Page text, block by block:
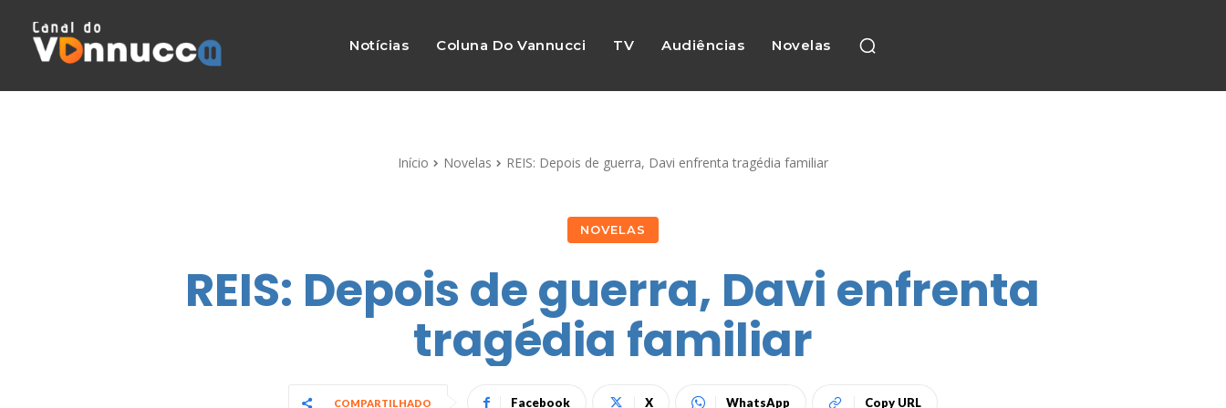
Notícias Coluna Do Vannucci TV Audiências Novelas
Início Novelas REIS: Depois de guerra, Davi enfrenta tragédia familiar
NOVELAS
REIS: Depois de guerra, Davi enfrenta
tragédia familiar
COMPARTILHADO Facebook X WhatsApp Copy URL